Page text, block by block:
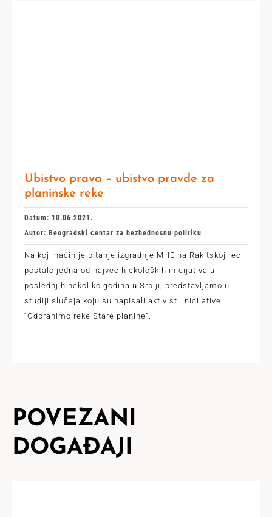
Ubistvo prava – ubistvo pravde za
planinske reke
Datum: 10.06.2021.
Autor: Beogradski centar za bezbednosnu politiku |
Na koji način je pitanje izgradnje MHE na Rakitskoj reci
postalo jedna od najvećih ekoloških inicijativa u
poslednjih nekoliko godina u Srbiji, predstavljamo u
studiji slučaja koju su napisali aktivisti inicijative
“Odbranimo reke Stare planine”.
POVEZANI
DOGAĐAJI